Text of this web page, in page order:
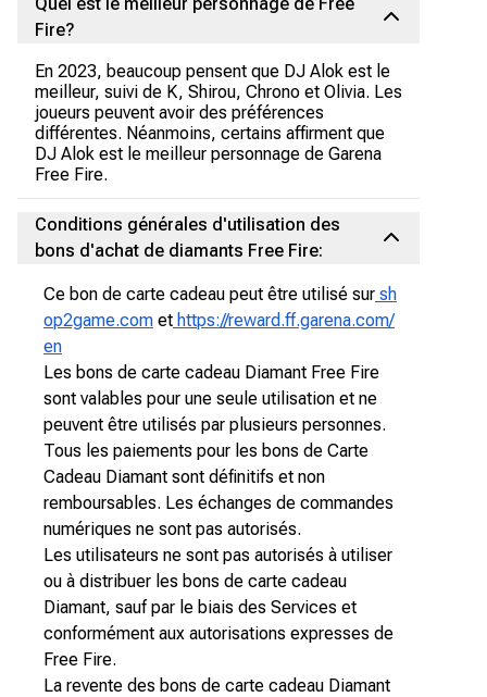
Fire?
En 2023, beaucoup pensent que DJ Alok est le
meilleur, suivi de K, Shirou, Chrono et Olivia. Les
joueurs peuvent avoir des préférences
différentes. Néanmoins, certains affirment que
DJ Alok est le meilleur personnage de Garena
Free Fire.
Conditions générales d'utilisation des
bons d'achat de diamants Free Fire:
Ce bon de carte cadeau peut être utilisé sur sh
op2game.com et https://reward.ff.garena.com/
en
Les bons de carte cadeau Diamant Free Fire
sont valables pour une seule utilisation et ne
peuvent être utilisés par plusieurs personnes.
Tous les paiements pour les bons de Carte
Cadeau Diamant sont définitifs et non
remboursables. Les échanges de commandes
numériques ne sont pas autorisés.
Les utilisateurs ne sont pas autorisés à utiliser
ou à distribuer les bons de carte cadeau
Diamant, sauf par le biais des Services et
conformément aux autorisations expresses de
Free Fire.
La revente des bons de carte cadeau Diamant